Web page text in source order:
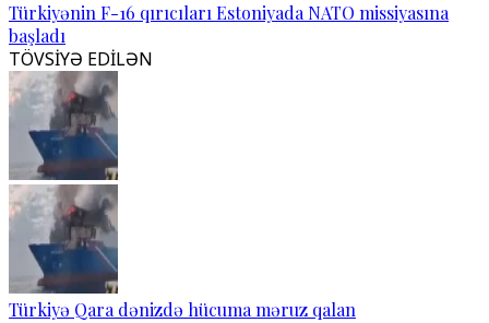
Türkiyənin F-16 qırıcıları Estoniyada NATO missiyasına
başladı
TÖVSİYƏ EDİLƏN
Türkiyə Qara dənizdə hücuma məruz qalan